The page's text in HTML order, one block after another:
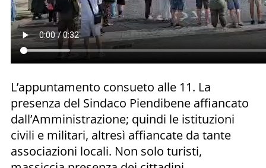
L’appuntamento consueto alle 11. La
presenza del Sindaco Piendibene affiancato
dall’Amministrazione; quindi le istituzioni
civili e militari, altresì affiancate da tante
associazioni locali. Non solo turisti,